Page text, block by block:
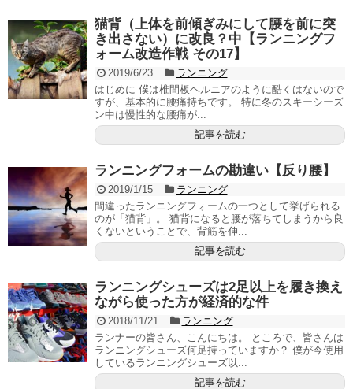
猫背（上体を前傾ぎみにして腰を前に突
き出さない）に改良？中【ランニングフ
ォーム改造作戦 その17】
2019/6/23
ランニング
はじめに 僕は椎間板ヘルニアのように酷くはないので
すが、基本的に腰痛持ちです。 特に冬のスキーシーズ
ン中は慢性的な腰痛が...
記事を読む
ランニングフォームの勘違い【反り腰】
2019/1/15
ランニング
間違ったランニングフォームの一つとして挙げられる
のが「猫背」。 猫背になると腰が落ちてしまうから良
くないということで、背筋を伸...
記事を読む
ランニングシューズは2足以上を履き換え
ながら使った方が経済的な件
2018/11/21
ランニング
ランナーの皆さん、こんにちは。 ところで、皆さんは
ランニングシューズ何足持っていますか？ 僕が今使用
しているランニングシューズ以...
記事を読む